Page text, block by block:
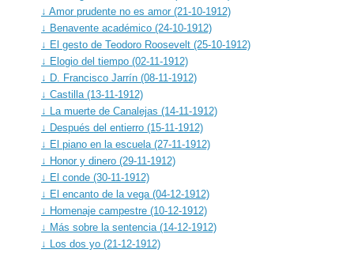
↓ Amor prudente no es amor (21-10-1912)
↓ Benavente académico (24-10-1912)
↓ El gesto de Teodoro Roosevelt (25-10-1912)
↓ Elogio del tiempo (02-11-1912)
↓ D. Francisco Jarrín (08-11-1912)
↓ Castilla (13-11-1912)
↓ La muerte de Canalejas (14-11-1912)
↓ Después del entierro (15-11-1912)
↓ El piano en la escuela (27-11-1912)
↓ Honor y dinero (29-11-1912)
↓ El conde (30-11-1912)
↓ El encanto de la vega (04-12-1912)
↓ Homenaje campestre (10-12-1912)
↓ Más sobre la sentencia (14-12-1912)
↓ Los dos yo (21-12-1912)